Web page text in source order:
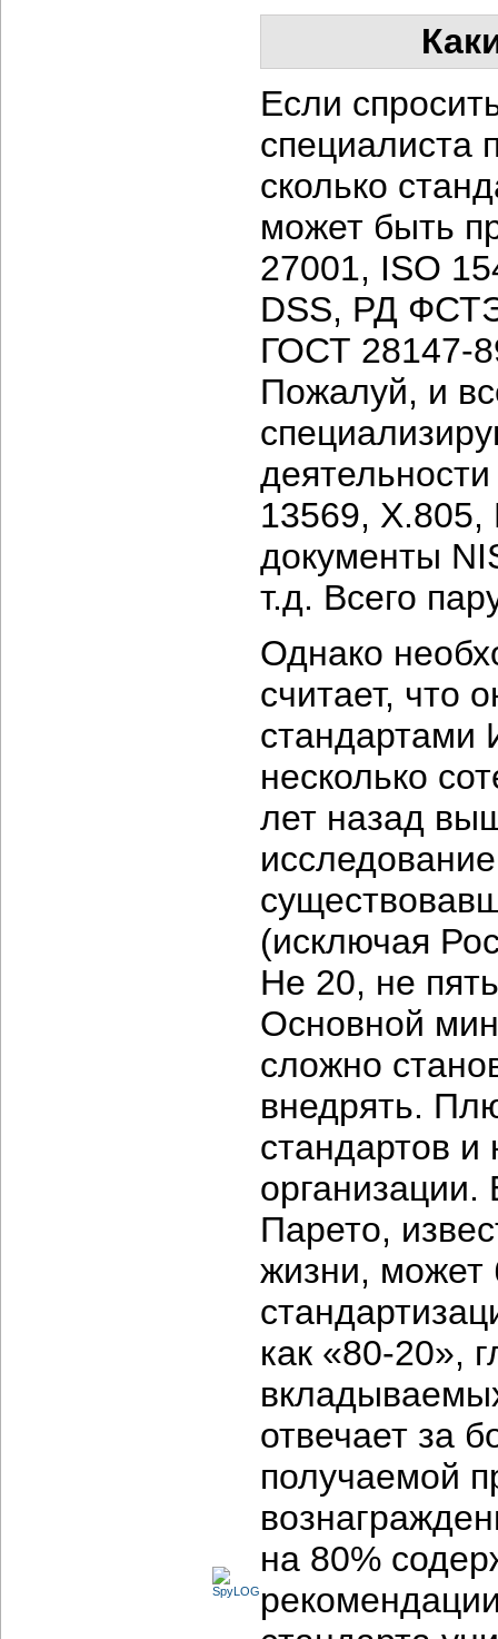
Если
специалиста
сколько
может быть
27001, ISO
DSS, РД
ГОСТ 28147-
Пожалуй, и
13569, X.805,
документы
т.д. Всего
Однако
считает, что
стандартами
несколько
лет назад
(исключая
Не 20, не
Основной
сложно
внедрять.
стандартов и
организации.
Парето,
жизни, может
как «80-20»,
отвечает за
получаемой
на 80%